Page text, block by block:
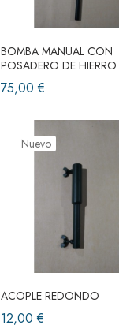
BOMBA MANUAL CON
POSADERO DE HIERRO
75,00 €
Nuevo
ACOPLE REDONDO
12,00 €